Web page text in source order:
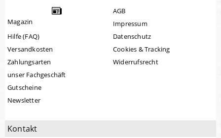
Magazin
Hilfe (FAQ)
Versandkosten
Zahlungsarten
unser Fachgeschäft
Gutscheine
Newsletter
AGB
Impressum
Datenschutz
Cookies & Tracking
Widerrufsrecht
Kontakt